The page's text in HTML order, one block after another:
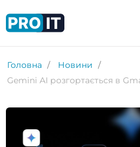
Головна
Новини